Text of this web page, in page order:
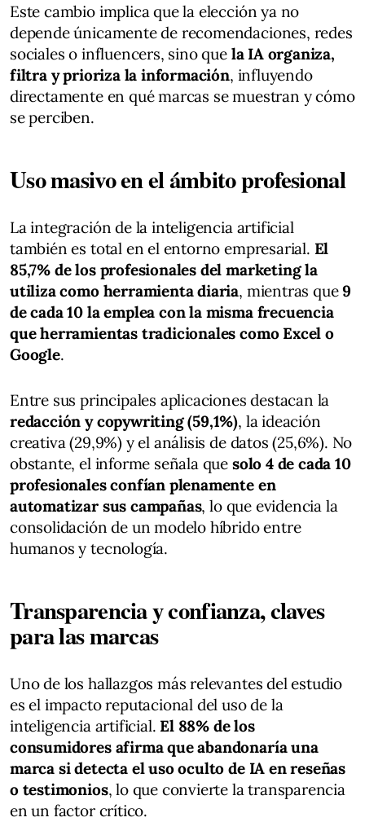
Este cambio implica que la elección ya no
depende únicamente de recomendaciones, redes
sociales o influencers, sino que la IA organiza,
filtra y prioriza la información, influyendo
directamente en qué marcas se muestran y cómo
se perciben.
Uso masivo en el ámbito profesional
La integración de la inteligencia artificial
también es total en el entorno empresarial. El
85,7% de los profesionales del marketing la
utiliza como herramienta diaria, mientras que9
de cada 10 la emplea con la misma frecuencia
que herramientas tradicionales como Excel o
Google.
Entre sus principales aplicaciones destacan la
redacción y copywriting (59,1%), la ideación
creativa (29,9%) y el análisis de datos (25,6%). No
obstante, el informe señala que solo 4 de cada 10
profesionales confían plenamente en
automatizar sus campañas, lo que evidencia la
consolidación de un modelo híbrido entre
humanos y tecnología.
Transparencia y confianza, claves
para las marcas
Uno de los hallazgos más relevantes del estudio
es el impacto reputacional del uso de la
inteligencia artificial. El 88% de los
consumidores afirma que abandonaría una
marca si detecta el uso oculto de IA en reseñas
o testimonios, lo que convierte la transparencia
en un factor crítico.